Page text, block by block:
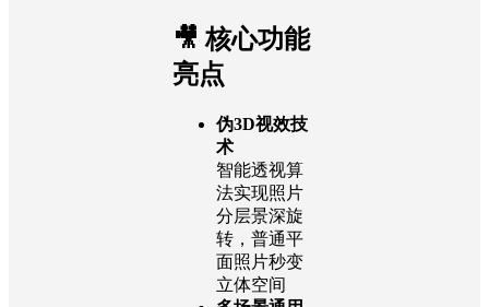
🎥 核心功能
亮点
伪3D视效技
术
智能透视算
法实现照片
分层景深旋
转，普通平
面照片秒变
立体空间